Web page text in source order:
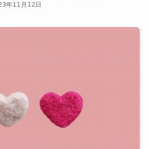
年11月12日